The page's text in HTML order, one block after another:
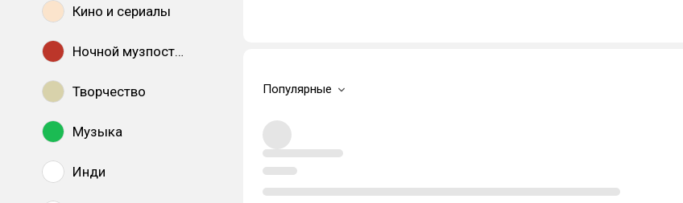
Кино и сериалы
Ночной музпостинг
Творчество
Музыка
Инди
Популярные